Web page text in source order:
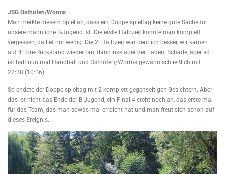
JSG Osthofen/Worms
Man merkte diesem Spiel an, dass ein Doppelspieltag keine gute Sache für
unsere männliche B-Jugend ist. Die erste Halbzeit konnte man komplett
vergessen, da lief nur wenig. Die 2. Halbzeit war deutlich besser, wir kamen
auf 4 Tore-Rückstand wieder ran, dann riss aber der Faden. Schade, aber so
ist halt nun mal Handball und Osthofen/Worms gewann schließlich mit
22:28 (10:16).
So endete der Doppelspieltag mit 2 komplett gegenseitigen Gesichtern. Aber
das ist nicht das Ende der B-Jugend, ein Final 4 steht noch an, das erste mal
für das Team, das man sowas mal erreicht hat und man freut sich schon auf
dieses Ereignis.